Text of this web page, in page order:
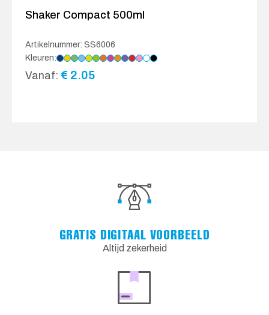
Shaker Compact 500ml
Artikelnummer: SS6006
Kleuren:
Vanaf: € 2.05
GRATIS DIGITAAL VOORBEELD
Altijd zekerheid